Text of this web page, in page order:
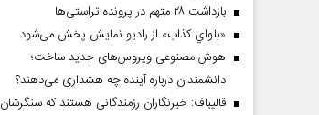
بازداشت ۲۸ متهم در پرونده تراستی‌ها
«بلواي کذاب» از رادیو نمایش پخش می‌شود
هوش مصنوعی ویروس‌های جدید ساخت؛
دانشمندان درباره آینده چه هشداری می‌دهند؟
قالیباف: خبرنگاران رزمندگانی هستند که سنگرشان